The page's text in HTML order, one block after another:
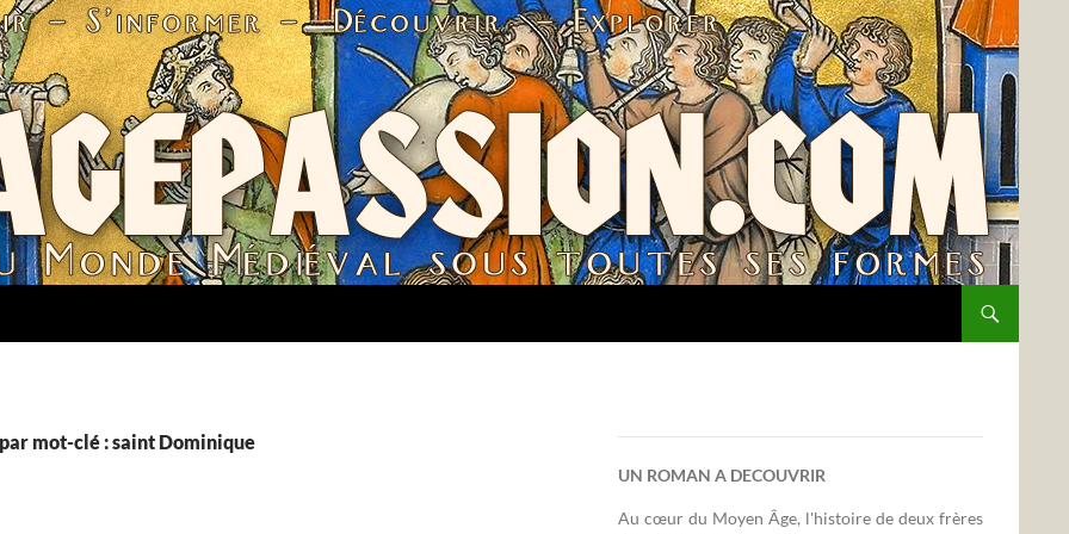
mot-clé : saint Dominique
UN ROMAN A DECOUVRIR
Au cœur du Moyen Âge, l'histoire de deux frères